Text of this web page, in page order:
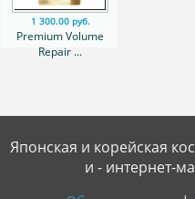
1 300.00 руб.
Premium Volume
Repair ...
Японская и корейская
и - интернет-